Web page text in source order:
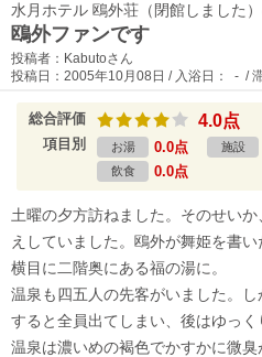
水月ホテル 鴎外荘（閉館しました
鴎外ファンです
投稿者：Kabutoさん
投稿日：2005年10月08日 / 入浴日： - /
総合評価 4.0点
項目別 お湯 0.0点 施設
飲食 0.0点
土曜の夕方訪ねました。そのせい
えしていました。鴎外が舞姫を書
横目に二階奥にある福の湯に。
温泉も四五人の先客がいました。
すると全員出てしまい、後はゆっく
温泉は濃いめの褐色でかすかに微